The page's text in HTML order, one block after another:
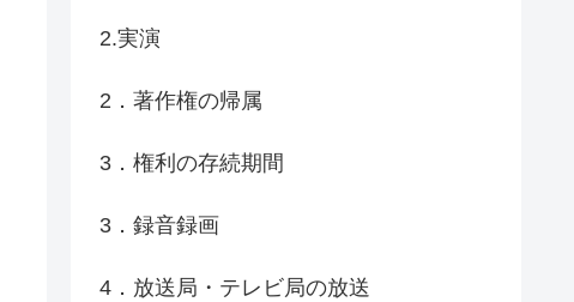
2.実演
2．著作権の帰属
3．権利の存続期間
3．録音録画
4．放送局・テレビ局の放送